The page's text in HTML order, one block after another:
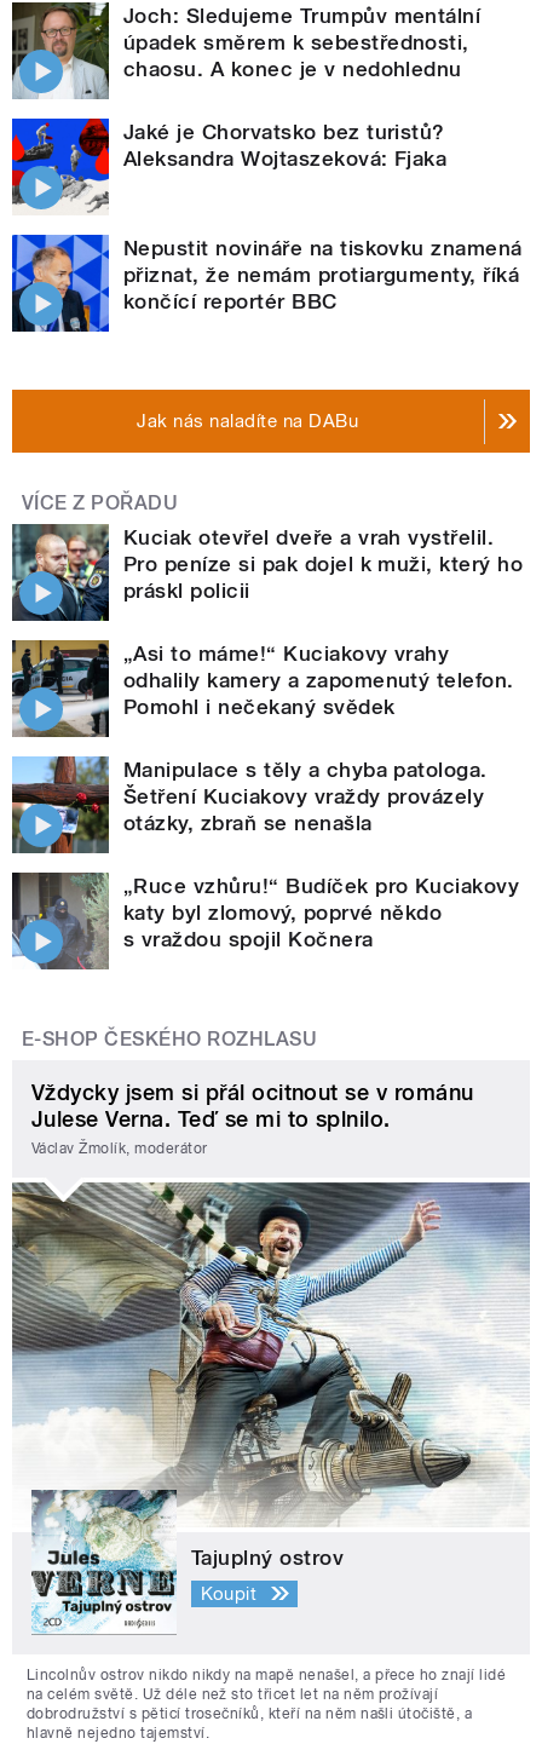
Joch: Sledujeme Trumpův mentální
úpadek směrem k sebestřednosti,
chaosu. A konec je v nedohlednu
Jaké je Chorvatsko bez turistů?
Aleksandra Wojtaszeková: Fjaka
Nepustit novináře na tiskovku znamená
přiznat, že nemám protiargumenty, říká
končící reportér BBC
Jak nás naladíte na DABu
VÍCE Z POŘADU
Kuciak otevřel dveře a vrah vystřelil.
Pro peníze si pak dojel k muži, který ho
práskl policii
„Asi to máme!“ Kuciakovy vrahy
odhalily kamery a zapomenutý telefon.
Pomohl i nečekaný svědek
Manipulace s těly a chyba patologa.
Šetření Kuciakovy vraždy provázely
otázky, zbraň se nenašla
„Ruce vzhůru!“ Budíček pro Kuciakovy
katy byl zlomový, poprvé někdo
s vraždou spojil Kočnera
E-SHOP ČESKÉHO ROZHLASU
Vždycky jsem si přál ocitnout se v románu
Julese Verna. Teď se mi to splnilo.
Václav Žmolík, moderátor
Tajuplný ostrov
Koupit
Lincolnův ostrov nikdo nikdy na mapě nenašel, a přece ho znají lidé
na celém světě. Už déle než sto třicet let na něm prožívají
dobrodružství s pěticí trosečníků, kteří na něm našli útočiště, a
hlavně nejedno tajemství.